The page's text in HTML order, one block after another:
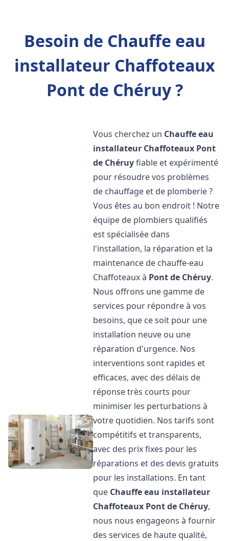
Besoin de Chauffe eau
installateur Chaffoteaux
Pont de Chéruy ?
Vous cherchez un Chauffe eau
installateur Chaffoteaux Pont
de Chéruyfiable et expérimenté
pour résoudre vos problèmes
de chauffage et de plomberie ?
Vous êtes au bon endroit ! Notre
équipe de plombiers qualifiés
est spécialisée dans
l'installation, la réparation et la
maintenance de chauffe-eau
Chaffoteaux à Pont de Chéruy.
Nous offrons une gamme de
services pour répondre à vos
besoins, que ce soit pour une
installation neuve ou une
réparation d'urgence. Nos
interventions sont rapides et
efficaces, avec des délais de
réponse très courts pour
minimiser les perturbations à
votre quotidien. Nos tarifs sont
compétitifs et transparents,
avec des prix fixes pour les
réparations et des devis gratuits
pour les installations. En tant
que Chauffe eau installateur
Chaffoteaux Pont de Chéruy,
nous nous engageons à fournir
des services de haute qualité,